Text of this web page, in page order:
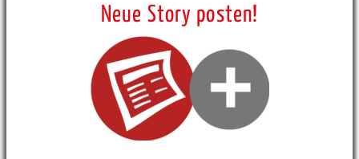
Neue Story posten!